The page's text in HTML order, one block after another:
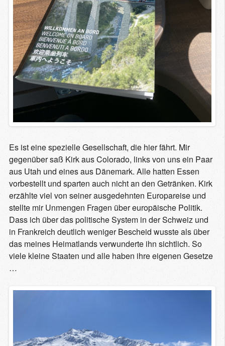
Es ist eine spezielle Gesellschaft, die hier fährt. Mir
gegenüber saß Kirk aus Colorado, links von uns ein Paar
aus Utah und eines aus Dänemark. Alle hatten Essen
vorbestellt und sparten auch nicht an den Getränken. Kirk
erzählte viel von seiner ausgedehnten Europareise und
stellte mir Unmengen Fragen über europäische Politik.
Dass ich über das politische System in der Schweiz und
in Frankreich deutlich weniger Bescheid wusste als über
das meines Heimatlands verwunderte ihn sichtlich. So
viele kleine Staaten und alle haben ihre eigenen Gesetze
…